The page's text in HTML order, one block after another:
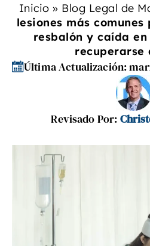
Inicio » Blog Legal de
lesiones más
resbalón y caída en
recuperarse
Última Actualización:
Revisado Por: